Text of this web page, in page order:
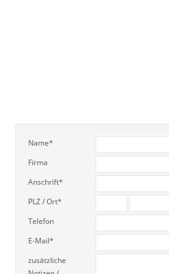
Name*
Firma
Anschrift*
PLZ / Ort*
Telefon
E-Mail*
zusätzliche